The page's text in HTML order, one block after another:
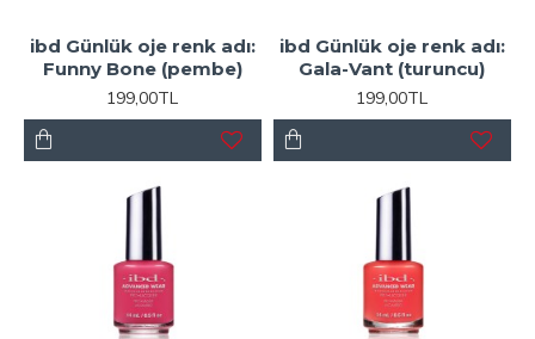
ibd Günlük oje renk adı:
Funny Bone (pembe)
199,00TL
ibd Günlük oje renk adı:
Gala-Vant (turuncu)
199,00TL